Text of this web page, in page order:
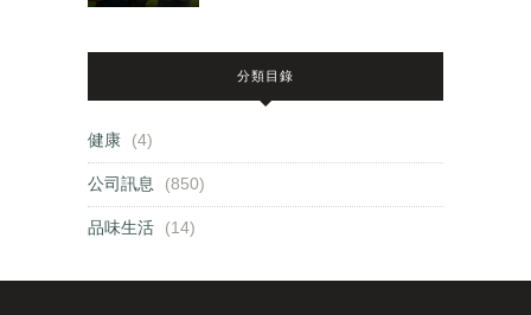
分類目錄
健康 (4)
公司訊息 (850)
品味生活 (14)